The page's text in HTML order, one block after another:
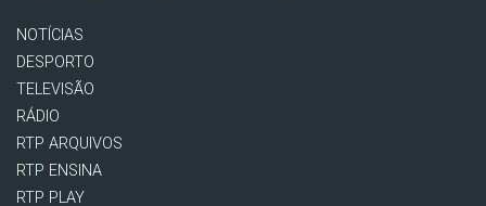
NOTÍCIAS
DESPORTO
TELEVISÃO
RÁDIO
RTP ARQUIVOS
RTP ENSINA
RTP PLAY